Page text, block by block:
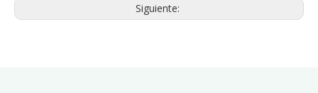
Siguiente: